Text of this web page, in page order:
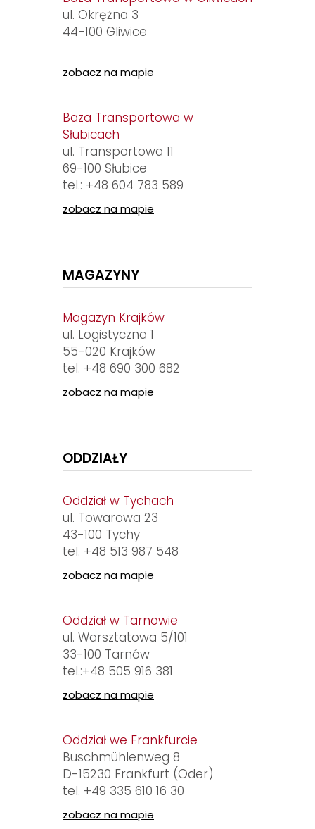
ul. Okrężna 3
44-100 Gliwice
zobacz na mapie
Baza Transportowa w
Słubicach
ul. Transportowa 11
69-100 Słubice
tel.: +48 604 783 589
zobacz na mapie
MAGAZYNY
Magazyn Krajków
ul. Logistyczna 1
55-020 Krajków
tel. +48 690 300 682
zobacz na mapie
ODDZIAŁY
Oddział w Tychach
ul. Towarowa 23
43-100 Tychy
tel. +48 513 987 548
zobacz na mapie
Oddział w Tarnowie
ul. Warsztatowa 5/101
33-100 Tarnów
tel.:+48 505 916 381
zobacz na mapie
Oddział we Frankfurcie
Buschmühlenweg 8
D-15230 Frankfurt (Oder)
tel. +49 335 610 16 30
zobacz na mapie